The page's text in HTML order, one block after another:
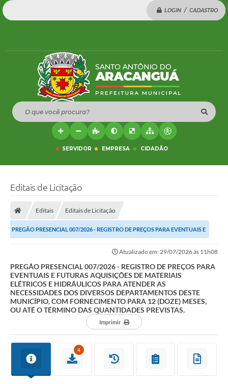
LOGIN / CADASTRO
O que você procura?
SERVIDOR EMPRESA CIDADÃO
Editais de Licitação
Editais Editais de Licitação
PREGÃO PRESENCIAL 007/2026 - REGISTRO DE PREÇOS PARA EVENTUAIS E
FUTURAS AQUISIÇÕES DE MATERIAIS ELÉTRICOS E...
Atualizado em: 29/07/2026 às 11h08
PREGÃO PRESENCIAL 007/2026 - REGISTRO DE PREÇOS PARA
EVENTUAIS E FUTURAS AQUISIÇÕES DE MATERIAIS
ELÉTRICOS E HIDRÁULICOS PARA ATENDER AS
NECESSIDADES DOS DIVERSOS DEPARTAMENTOS DESTE
MUNICÍPIO, COM FORNECIMENTO PARA 12 (DOZE) MESES,
OU ATÉ O TÉRMINO DAS QUANTIDADES PREVISTAS.
Imprimir
4